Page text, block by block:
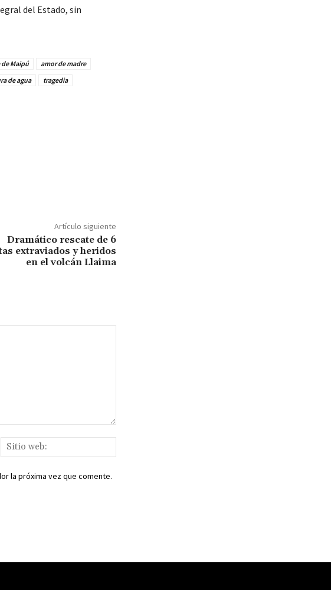
del Estado, sin
Maipú
amor de madre
de agua tragedia
Artículo siguiente
Dramático rescate de 6
extraviados y heridos
en el volcán Llaima
web:
la próxima vez que comente.